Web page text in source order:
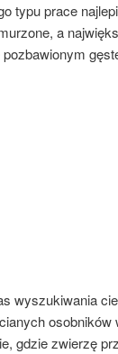
typu prace
a
wyszukiwania
osobników
gdzie zwierzę